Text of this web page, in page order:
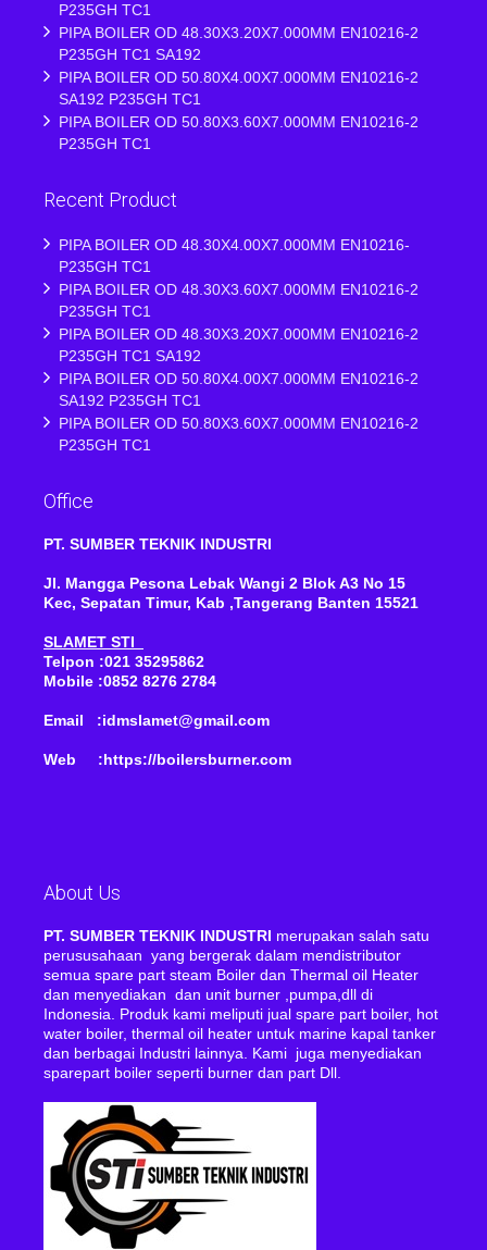
P235GH TC1
PIPA BOILER OD 48.30X3.20X7.000MM EN10216-2
P235GH TC1 SA192
PIPA BOILER OD 50.80X4.00X7.000MM EN10216-2
SA192 P235GH TC1
PIPA BOILER OD 50.80X3.60X7.000MM EN10216-2
P235GH TC1
Recent Product
PIPA BOILER OD 48.30X4.00X7.000MM EN10216-
P235GH TC1
PIPA BOILER OD 48.30X3.60X7.000MM EN10216-2
P235GH TC1
PIPA BOILER OD 48.30X3.20X7.000MM EN10216-2
P235GH TC1 SA192
PIPA BOILER OD 50.80X4.00X7.000MM EN10216-2
SA192 P235GH TC1
PIPA BOILER OD 50.80X3.60X7.000MM EN10216-2
P235GH TC1
Office
PT. SUMBER TEKNIK INDUSTRI
Jl. Mangga Pesona Lebak Wangi 2 Blok A3 No 15
Kec, Sepatan Timur, Kab ,Tangerang Banten 15521
SLAMET STI
Telpon :021 35295862
Mobile :0852 8276 2784
Email :idmslamet@gmail.com
Web :https://boilersburner.com
About Us
PT. SUMBER TEKNIK INDUSTRI merupakan salah satu
perususahaan yang bergerak dalam mendistributor
semua spare part steam Boiler dan Thermal oil Heater
dan menyediakan dan unit burner ,pumpa,dll di
Indonesia. Produk kami meliputi jual spare part boiler, hot
water boiler, thermal oil heater untuk marine kapal tanker
dan berbagai Industri lainnya. Kami juga menyediakan
sparepart boiler seperti burner dan part Dll.